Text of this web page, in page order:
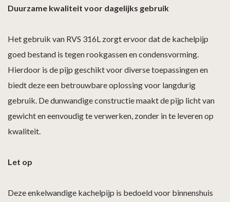
Duurzame kwaliteit voor dagelijks gebruik
Het gebruik van RVS 316L zorgt ervoor dat de kachelpijp
goed bestand is tegen rookgassen en condensvorming.
Hierdoor is de pijp geschikt voor diverse toepassingen en
biedt deze een betrouwbare oplossing voor langdurig
gebruik. De dunwandige constructie maakt de pijp licht van
gewicht en eenvoudig te verwerken, zonder in te leveren op
kwaliteit.
Let op
Deze enkelwandige kachelpijp is bedoeld voor binnenshuis